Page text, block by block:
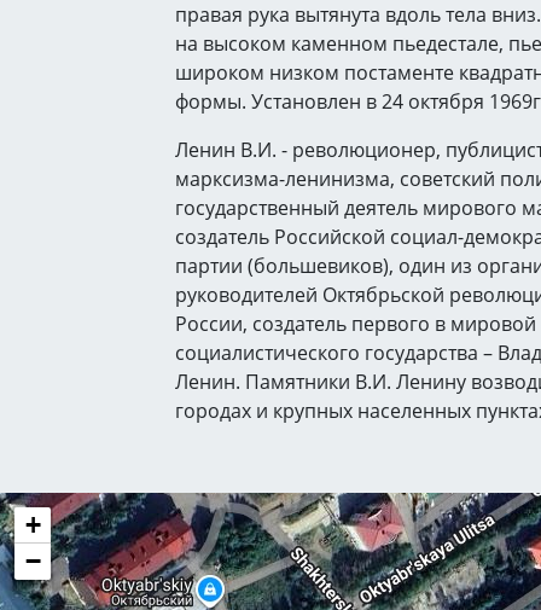
правая рука вытянута вдоль тела
на высоком каменном пьедестале,
широком низком постаменте
формы. Установлен в 24 октября
Ленин В.И. - революционер,
марксизма-ленинизма, советский
государственный деятель мирового
создатель Российской социал-
партии (большевиков), один из
руководителей Октябрьской
России, создатель первого в
социалистического государства –
Ленин. Памятники В.И. Ленину
городах и крупных населенных
+
−